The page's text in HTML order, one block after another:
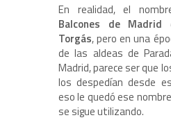
En realidad, el
Balcones de Madrid
Torgás, pero en una
de las aldeas de
Madrid, parece ser que
los despedían desde
eso le quedó ese
se sigue utilizando.